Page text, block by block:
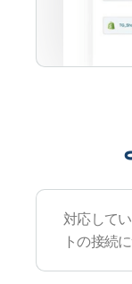
対応して
トの接続